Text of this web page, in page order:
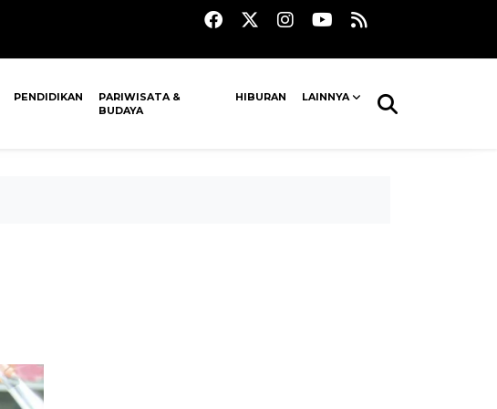
PENDIDIKAN
PARIWISATA &
BUDAYA
HIBURAN LAINNYA